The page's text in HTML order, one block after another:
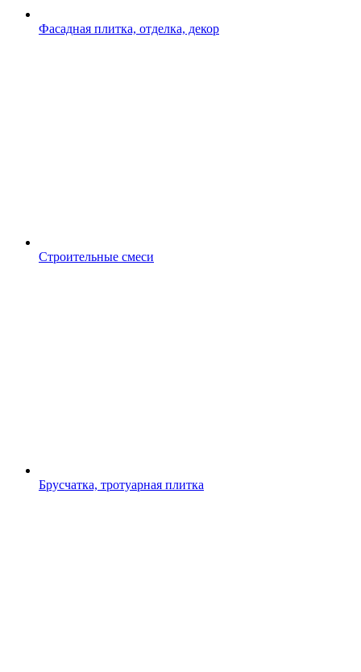
Фасадная плитка, отделка, декор
Строительные смеси
Брусчатка, тротуарная плитка